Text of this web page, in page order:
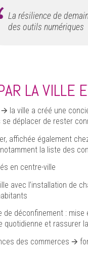
La résilience de
des outils numériques
LA VILLE
🡪 la ville a créé une
déplacer de rester
affichée également
la liste des
en centre-ville
avec l’installation de
déconfinement :
quotidienne et rassurer
des commerces 🡪